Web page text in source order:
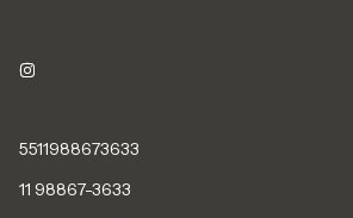
5511988673633
11 98867-3633